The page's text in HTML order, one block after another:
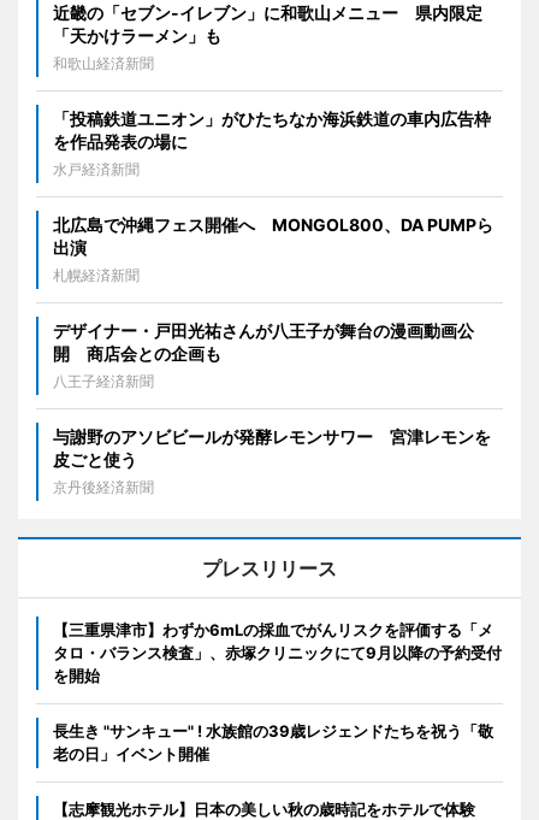
近畿の「セブン-イレブン」に和歌山メニュー 県内限定
「天かけラーメン」も
和歌山経済新聞
「投稿鉄道ユニオン」がひたちなか海浜鉄道の車内広告枠
を作品発表の場に
水戸経済新聞
北広島で沖縄フェス開催へ MONGOL800、DA PUMPら
出演
札幌経済新聞
デザイナー・戸田光祐さんが八王子が舞台の漫画動画公
開 商店会との企画も
八王子経済新聞
与謝野のアソビビールが発酵レモンサワー 宮津レモンを
皮ごと使う
京丹後経済新聞
プレスリリース
【三重県津市】わずか6mLの採血でがんリスクを評価する「メ
タロ・バランス検査」、赤塚クリニックにて9月以降の予約受付
を開始
長生き "サンキュー" ! 水族館の39歳レジェンドたちを祝う「敬
老の日」イベント開催
【志摩観光ホテル】日本の美しい秋の歳時記をホテルで体験